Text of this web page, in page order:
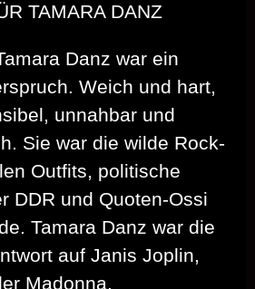
TAMARA DANZ
Danz war ein
Weich und hart,
unnahbar und
Sie war die wilde Rock-
Outfits, politische
DDR und Quoten-Ossi
Tamara Danz war die
auf Janis Joplin,
Madonna.